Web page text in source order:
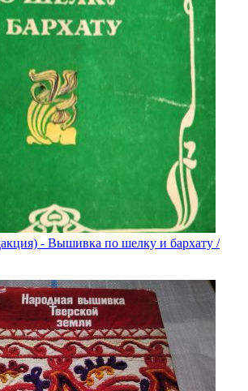
- Вышивка по шелку и бархату /